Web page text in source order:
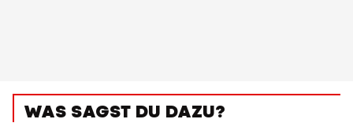
WAS SAGST DU DAZU?